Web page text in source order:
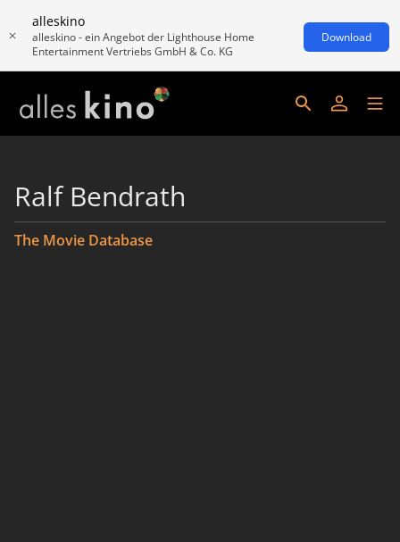
alleskino
alleskino - ein Angebot der Lighthouse Home
Entertainment Vertriebs GmbH & Co. KG
Download
Ralf Bendrath
The Movie Database